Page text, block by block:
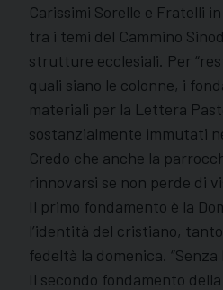
Carissimi Sorelle e Fratelli
tra i temi del Cammino
strutture ecclesiali. Per
quali siano le colonne, i
materiali per la Lettera
sostanzialmente immutati
Credo che anche la
rinnovarsi se non perde di
Il primo fondamento è la
l’identità del cristiano,
fedeltà la domenica.
Il secondo fondamento